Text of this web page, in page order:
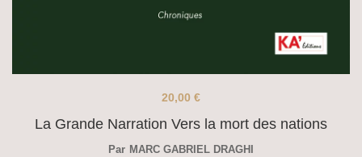
La Grande Narration Vers la mort des nations
20,00 €
Par MARC GABRIEL DRAGHI